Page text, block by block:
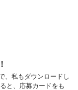
、私もダウンロードし
と、応募カードをも